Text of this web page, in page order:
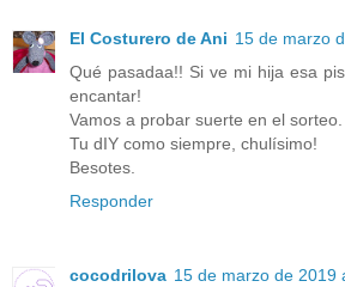
El Costurero de Ani 15 de marzo
Qué pasadaa!! Si ve mi hija esa
encantar!
Vamos a probar suerte en el sorteo.
Tu dIY como siempre, chulísimo!
Besotes.
Responder
cocodrilova 15 de marzo de 2019